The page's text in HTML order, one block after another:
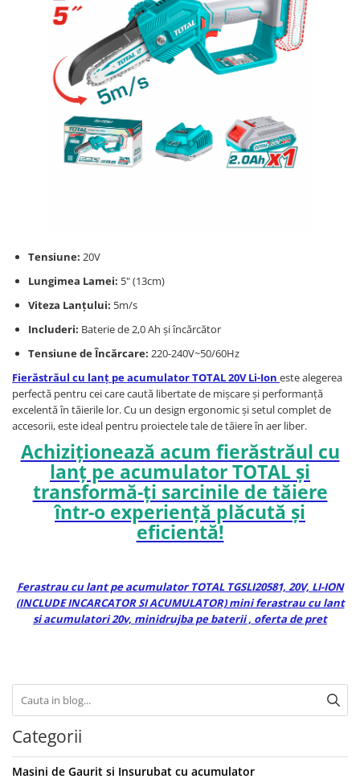
Tensiune: 20V
Lungimea Lamei: 5" (13cm)
Viteza Lanțului: 5m/s
Includeri: Baterie de 2,0 Ah și încărcător
Tensiune de Încărcare: 220-240V~50/60Hz
Fierăstrăul cu lanț pe acumulator TOTAL 20V Li-Ion este alegerea
perfectă pentru cei care caută libertate de mișcare și performanță
excelentă în tăierile lor. Cu un design ergonomic și setul complet de
accesorii, este ideal pentru proiectele tale de tăiere în aer liber.
Achiziționează acum fierăstrăul cu
lanț pe acumulator TOTAL și
transformă-ți sarcinile de tăiere
într-o experiență plăcută și
eficientă!
Ferastrau cu lant pe acumulator TOTAL TGSLI20581, 20V, LI-ION
(INCLUDE INCARCATOR SI ACUMULATOR) mini ferastrau cu lant
si acumulatori 20v, minidrujba pe baterii , oferta de pret
Categorii
Masini de Gaurit si Insurubat cu acumulator